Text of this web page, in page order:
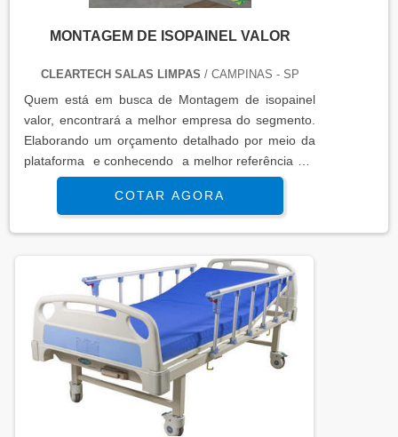
MONTAGEM DE ISOPAINEL VALOR
CLEARTECH SALAS LIMPAS / CAMPINAS - SP
Quem está em busca de Montagem de isopainel
valor, encontrará a melhor empresa do segmento.
Elaborando um orçamento detalhado por meio da
plataforma e conhecendo a melhor referência em
qualidade do mercado.MAIS INFORMAÇÕES
INTERESSANTES SOBRE MONTAGEM DE
ISOPAINEL VALORSe alguém busca por
na internet a Cleartech Salas Limpas. A empresa
trabalha com escada vazada de concreto e
corrimão ...
COTAR AGORA